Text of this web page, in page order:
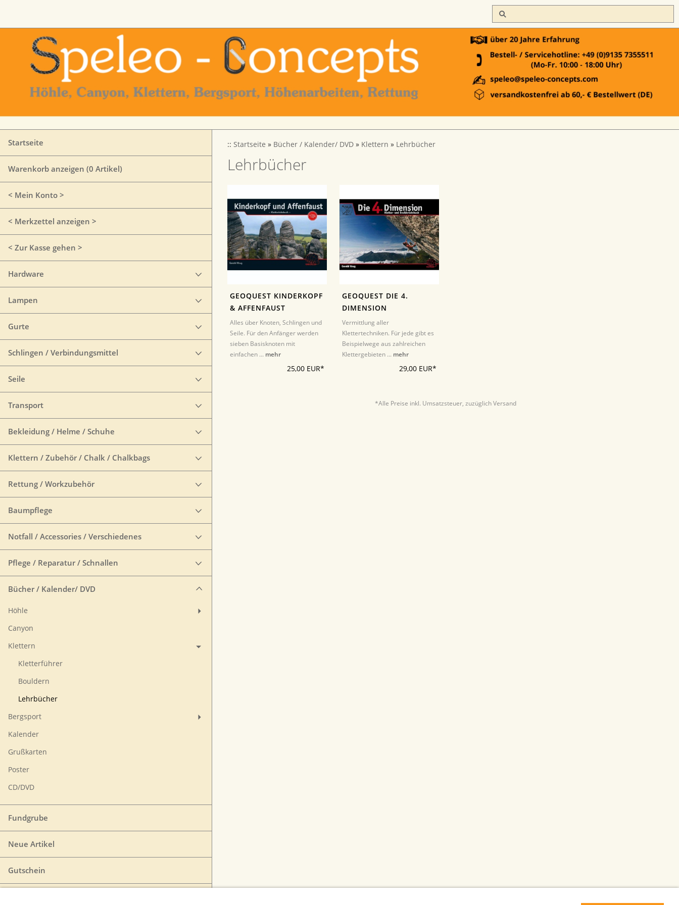
Startseite
Warenkorb anzeigen (0 Artikel)
< Mein Konto >
< Merkzettel anzeigen >
< Zur Kasse gehen >
Hardware
Lampen
Gurte
Schlingen / Verbindungsmittel
Seile
Transport
Bekleidung / Helme / Schuhe
Klettern / Zubehör / Chalk / Chalkbags
Rettung / Workzubehör
Baumpflege
Notfall / Accessories / Verschiedenes
Pflege / Reparatur / Schnallen
Bücher / Kalender/ DVD
Höhle
Canyon
Klettern
Kletterführer
Bouldern
Lehrbücher
Bergsport
Kalender
Grußkarten
Poster
CD/DVD
Fundgrube
Neue Artikel
Gutschein
:: Startseite » Bücher / Kalender/ DVD » Klettern » Lehrbücher
Lehrbücher
GEOQUEST KINDERKOPF
& AFFENFAUST
Alles über Knoten, Schlingen und
Seile. Für den Anfänger werden
sieben Basisknoten mit
einfachen ... mehr
25,00 EUR*
GEOQUEST DIE 4.
DIMENSION
Vermittlung aller
Klettertechniken. Für jede gibt es
Beispielwege aus zahlreichen
Klettergebieten ... mehr
29,00 EUR*
*Alle Preise inkl. Umsatzsteuer, zuzüglich Versand